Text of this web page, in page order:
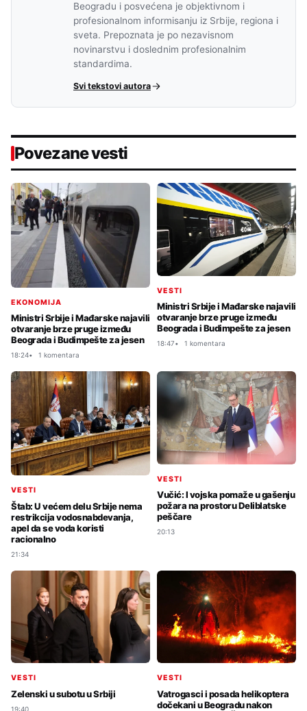
Beogradu i posvećena je objektivnom i
profesionalnom informisanju iz Srbije, regiona i
sveta. Prepoznata je po nezavisnom
novinarstvu i doslednim profesionalnim
standardima.
Svi tekstovi autora
Povezane vesti
EKONOMIJA
Ministri Srbije i Mađarske najavili
otvaranje brze pruge između
Beograda i Budimpešte za jesen
18:24 1 komentara
VESTI
Ministri Srbije i Mađarske najavili
otvaranje brze pruge između
Beograda i Budimpešte za jesen
18:47 1 komentara
VESTI
Štab: U većem delu Srbije nema
restrikcija vodosnabdevanja,
apel da se voda koristi
racionalno
21:34
VESTI
Vučić: I vojska pomaže u gašenju
požara na prostoru Deliblatske
peščare
20:13
VESTI
Zelenski u subotu u Srbiji
19:40
VESTI
Vatrogasci i posada helikoptera
dočekani u Beogradu nakon